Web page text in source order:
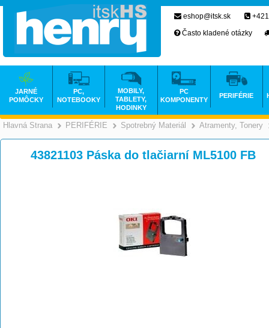
Hlavná Strana >
PERIFÉRIE >
Spotrebný Materiál >
Atramenty, Tonery
43821103 Páska do tlačiarní ML5100 FB
eshop@itsk.sk
Často kladené otázky
JARNÉ
POMÔCKY
PC,
NOTEBOOKY
MOBILY,
TABLETY,
HODINKY
PC
KOMPONENTY
PERIFÉRIE